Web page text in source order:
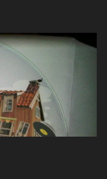
Nota:
iTunes Plus
vostra per il
Los Del